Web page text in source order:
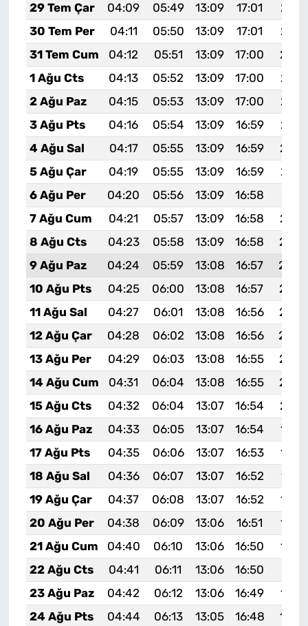
29 Tem Çar
04:09 05:49 13:09 17:01
30 Tem Per
04:11 05:50 13:09 17:01
31 Tem Cum
04:12 05:51 13:09 17:00
1 Ağu Cts
04:13 05:52 13:09 17:00
2 Ağu Paz
04:15 05:53 13:09 17:00
3 Ağu Pts
04:16 05:54 13:09 16:59
4 Ağu Sal
04:17 05:55 13:09 16:59
5 Ağu Çar
04:19 05:55 13:09 16:59
6 Ağu Per
04:20 05:56 13:09 16:58
20:11
7 Ağu Cum
04:21 05:57 13:09 16:58
8 Ağu Cts
04:23 05:58 13:09 16:58
9 Ağu Paz
04:24 05:59 13:08 16:57
10 Ağu Pts
04:25 06:00 13:08 16:57
11 Ağu Sal
04:27 06:01 13:08 16:56
12 Ağu Çar
04:28 06:02 13:08 16:56
13 Ağu Per
04:29 06:03 13:08 16:55
14 Ağu Cum
04:31 06:04 13:08 16:55
15 Ağu Cts
04:32 06:04 13:07 16:54
16 Ağu Paz
04:33 06:05 13:07 16:54
17 Ağu Pts
04:35 06:06 13:07 16:53
18 Ağu Sal
04:36 06:07 13:07 16:52
19:57
19 Ağu Çar
04:37 06:08 13:07 16:52
20 Ağu Per
04:38 06:09 13:06 16:51
21 Ağu Cum
04:40 06:10 13:06 16:50
22 Ağu Cts
04:41 06:11 13:06 16:50
23 Ağu Paz
04:42 06:12 13:06 16:49
24 Ağu Pts
04:44 06:13 13:05 16:48